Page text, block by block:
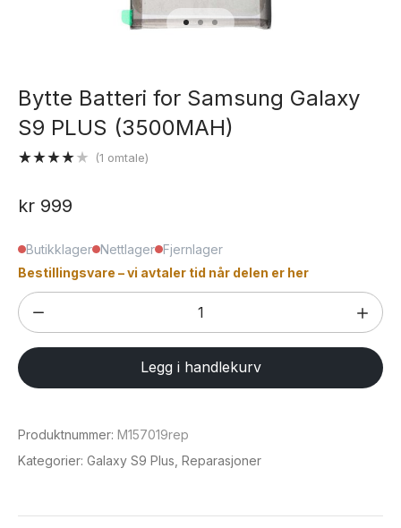
Bytte Batteri for Samsung Galaxy
S9 PLUS (3500MAH)
5 basert
(1 omtale)
kr 999
Butikklager Nettlager Fjernlager
Bestillingsvare – vi avtaler tid når delen er her
Bytte
Batteri
for
Samsung
S9
PLUS
Legg i handlekurv
Produktnummer: M157019rep
Kategorier: Galaxy S9 Plus Reparasjoner